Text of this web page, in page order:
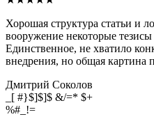
Хорошая структура статьи и
вооружение некоторые
Единственное, не хватило
внедрения, но общая картина
Дмитрий Соколов
_[ #}$]$]$ &/=* $+
%# !=